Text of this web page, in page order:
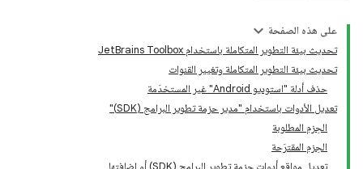
على هذه الصفحة
تحديث بيئة التطوير المتكاملة باستخدام JetBrains Toolbox
تحديث بيئة التطوير المتكاملة وتغيير القنوات
حذف أدلة "استوديو Android" غير المستخدَمة
تعديل الأدوات باستخدام "مدير حزمة تطوير البرامج (SDK)"
الحِزم المطلوبة
الحِزم المقترَحة
تعديل مواقع أدوات حزمة تطوير البرامج (SDK) أو إضافتها